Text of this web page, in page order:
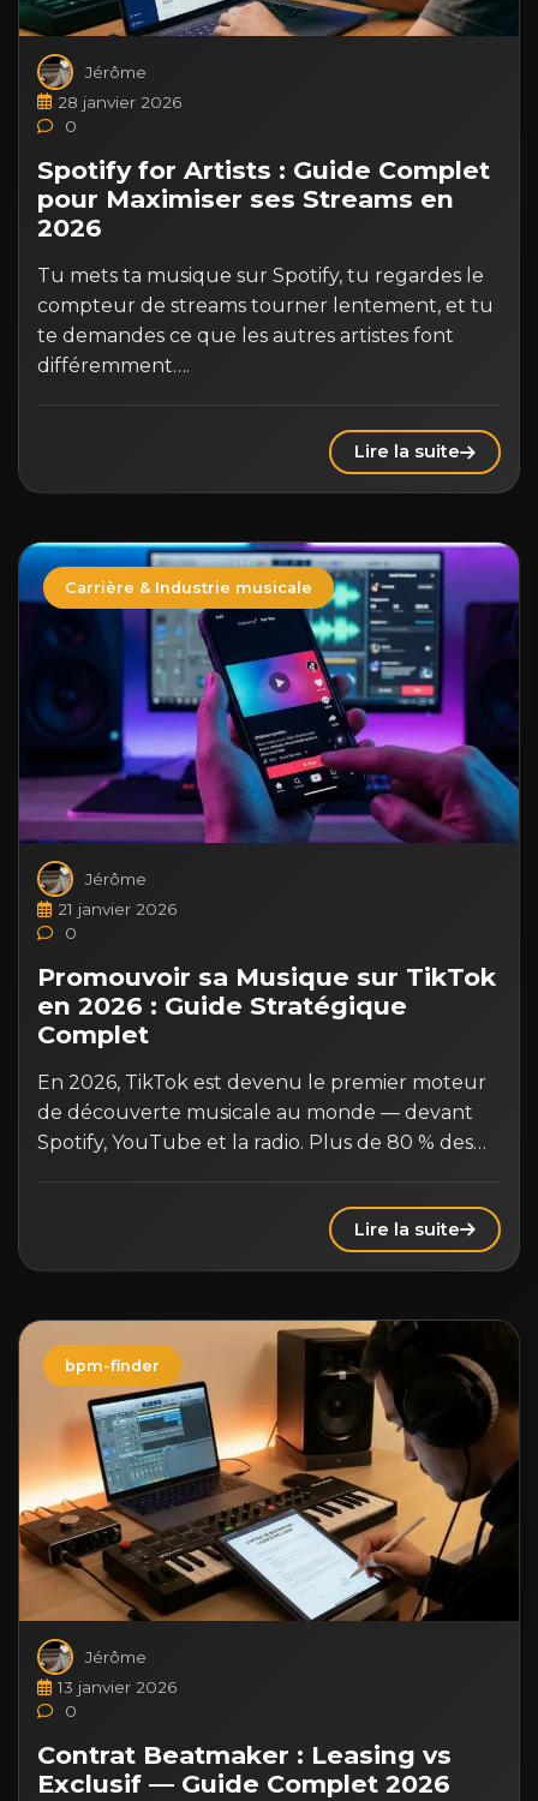
Jérôme
28 janvier 2026
0
Spotify for Artists : Guide Complet
pour Maximiser ses Streams en
2026
Tu mets ta musique sur Spotify, tu regardes le
compteur de streams tourner lentement, et tu
te demandes ce que les autres artistes font
différemment….
Lire la suite
Carrière & Industrie musicale
Jérôme
21 janvier 2026
0
Promouvoir sa Musique sur TikTok
en 2026 : Guide Stratégique
Complet
En 2026, TikTok est devenu le premier moteur
de découverte musicale au monde — devant
Spotify, YouTube et la radio. Plus de 80 % des…
Lire la suite
bpm-finder
Jérôme
13 janvier 2026
0
Contrat Beatmaker : Leasing vs
Exclusif — Guide Complet 2026